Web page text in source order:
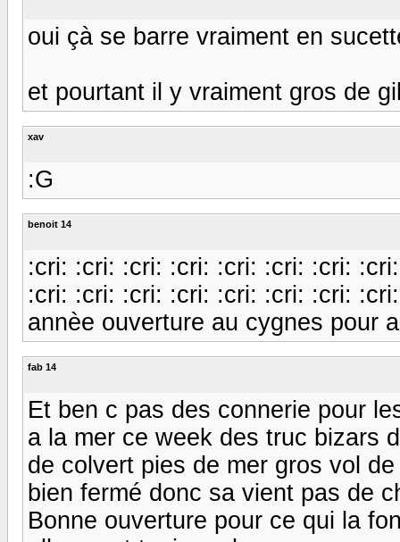
oui çà se barre vraiment en
et pourtant il y vraiment gros de
xav
:G
benoit 14
:cri: :cri: :cri: :cri: :cri: :cri: :cri:
:cri: :cri: :cri: :cri: :cri: :cri: :cri:
annèe ouverture au cygnes pour
fab 14
Et ben c pas des connerie pour
a la mer ce week des truc bizars
de colvert pies de mer gros vol
bien fermé donc sa vient pas de
Bonne ouverture pour ce qui la